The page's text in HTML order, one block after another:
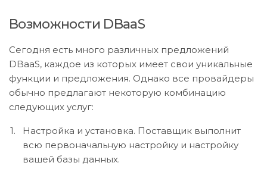
Возможности DBaaS
Сегодня есть много различных предложений
DBaaS, каждое из которых имеет свои уникальные
функции и предложения. Однако все провайдеры
обычно предлагают некоторую комбинацию
следующих услуг:
Настройка и установка. Поставщик выполнит
всю первоначальную настройку и настройку
вашей базы данных.